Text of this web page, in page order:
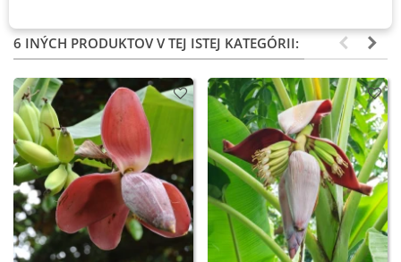
6 INÝCH PRODUKTOV V TEJ ISTEJ KATEGÓRII: